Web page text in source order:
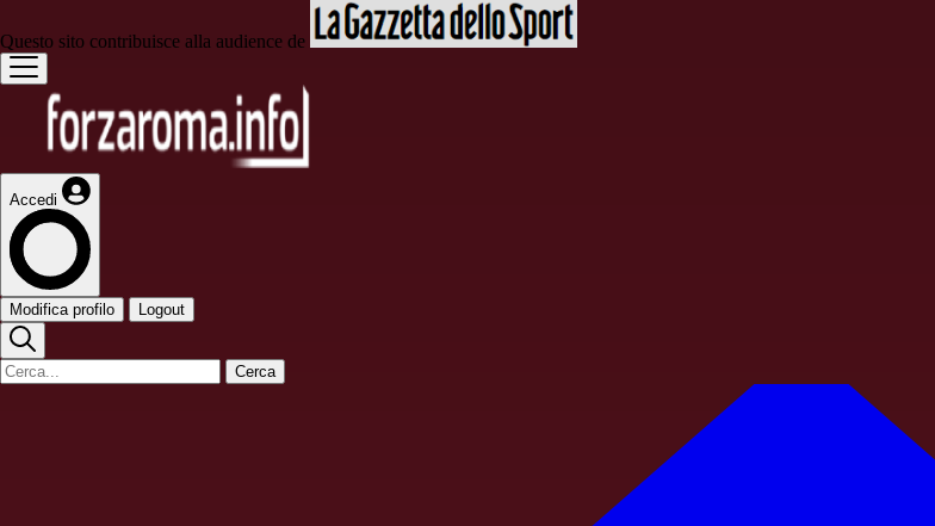
Questo sito contribuisce alla audience de
Accedi
Modifica profilo Logout
Cerca